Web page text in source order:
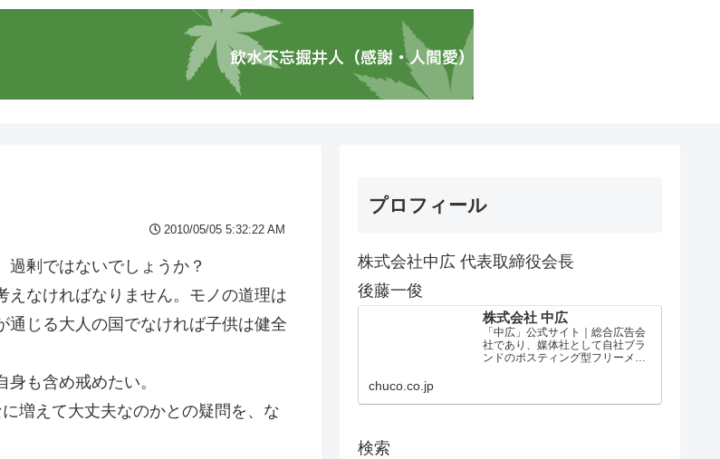
2010/05/05 5:32:22 AM
剰ではないでしょうか？
なければなりません。モノの道理は
じる大人の国でなければ子供は健全
も含め戒めたい。
増えて大丈夫なのかとの疑問を、な
プロフィール
株式会社中広 代表取締役会長
後藤一俊
株式会社 中広
「中広」公式サイト｜総合広告会
社であり、媒体社として自社ブラ
ンドのポスティング型フリーメデ
chuco.co.jp
検索